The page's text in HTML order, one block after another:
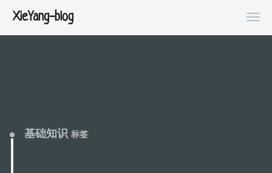
XieYang-blog
基础知识 标签